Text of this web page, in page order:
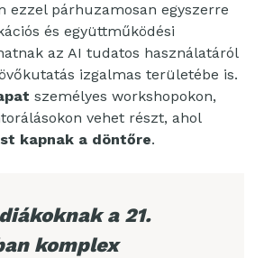
ezzel párhuzamosan egyszerre
és együttműködési
az AI tudatos használatáról
izgalmas területébe is.
személyes workshopokon,
vehet részt, ahol
kapnak a döntőre.
a 21.
komplex